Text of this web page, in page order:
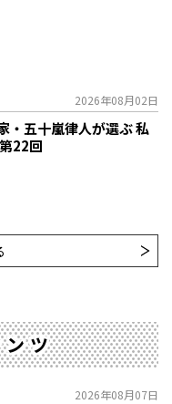
2026年08月02日
・五十嵐律人が選ぶ 私
22回
ンツ
2026年08月07日